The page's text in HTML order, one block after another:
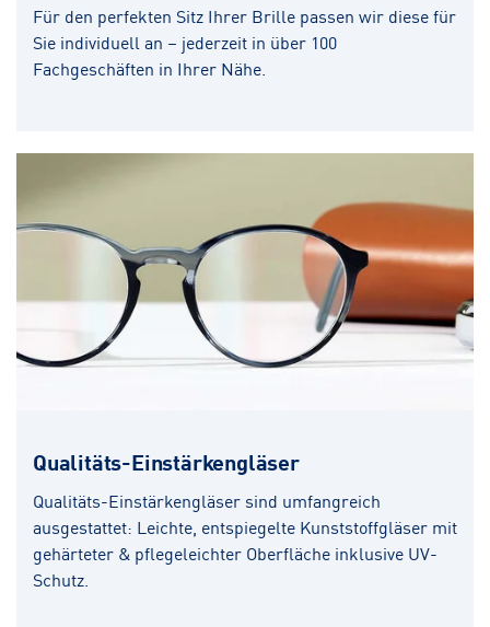
Für den perfekten Sitz Ihrer Brille passen wir diese für
Sie individuell an – jederzeit in über 100
Fachgeschäften in Ihrer Nähe.
Qualitäts-Einstärkengläser
Qualitäts-Einstärkengläser sind umfangreich
ausgestattet: Leichte, entspiegelte Kunststoffgläser mit
gehärteter & pflegeleichter Oberfläche inklusive UV-
Schutz.